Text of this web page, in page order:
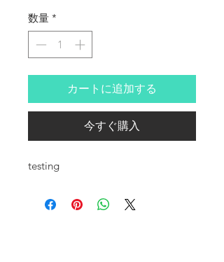
数量 *
カートに追加する
今すぐ購入
testing